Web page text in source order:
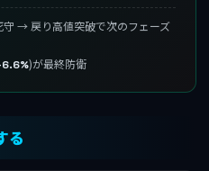
守 → 戻り高値突破で次のフェーズ
)が最終防衛
る